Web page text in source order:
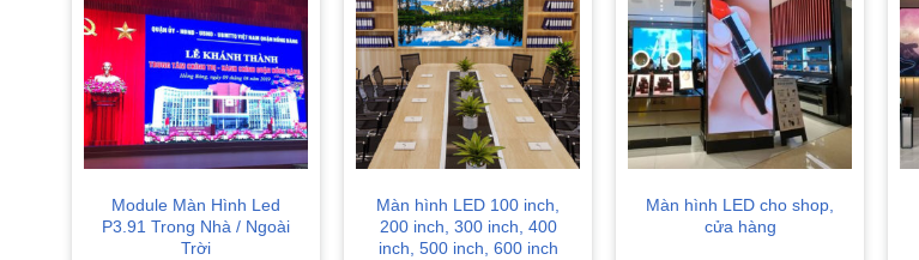
Module Màn Hình Led
P3.91 Trong Nhà / Ngoài
Trời
Màn hình LED 100 inch,
200 inch, 300 inch, 400
inch, 500 inch, 600 inch
Màn hình LED cho shop,
cửa hàng